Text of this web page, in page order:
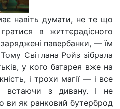
навіть думати, не те що
в життєрадісного
павербанки, — їм
Світлана Ройз зібрала
у кого батарея вже на
і трохи магії — і все
з дивану. І не
ви як ранковий бутерброд